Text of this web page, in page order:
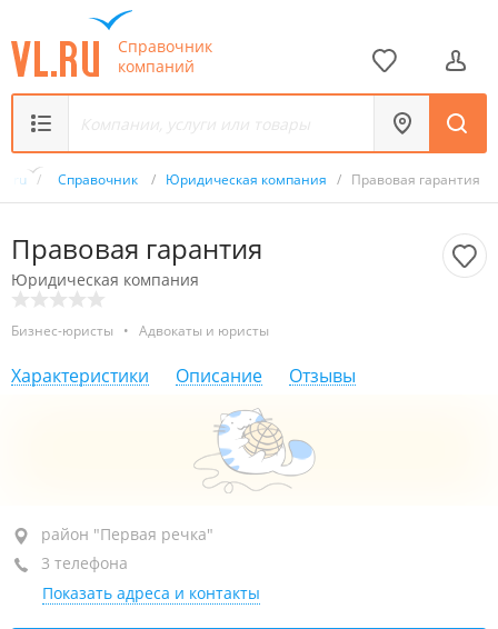
Справочник
компаний
/ Справочник / Юридическая компания / Правовая гарантия
Правовая гарантия
Юридическая компания
Бизнес-юристы • Адвокаты и юристы
Характеристики Описание Отзывы
район "Первая речка", пр-т Острякова, 5
5-й этаж, оф. 510
+7 914 066-55-22
район "Первая речка"
3 телефона
Показать адреса и контакты